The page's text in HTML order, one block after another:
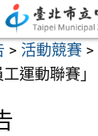
> 活動競賽 >
運動聯賽」